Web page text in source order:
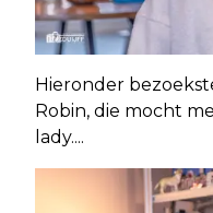
Hieronder
Robin, die mocht
lady....